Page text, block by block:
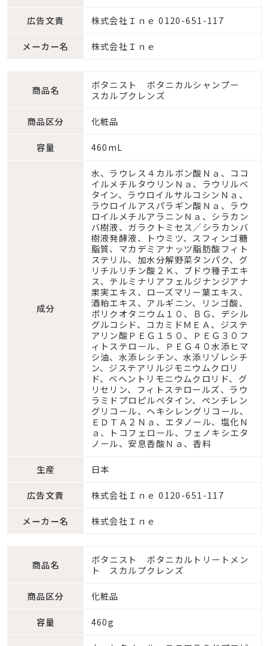
広告文責 株式会社Ｉｎｅ 0120-651-117
メーカー名 株式会社Ｉｎｅ
商品名
ボタニスト ボタニカルシャンプー
スカルプクレンズ
商品区分 化粧品
容量 460mL
成分
水、ラウレス４カルボン酸Ｎａ、ココ
イルメチルタウリンＮａ、ラウリルベ
タイン、ラウロイルサルコシンＮａ、
ラウロイルアスパラギン酸Ｎａ、ラウ
ロイルメチルアラニンＮａ、シラカン
バ樹液、ガラクトミセス／シラカンバ
樹液発酵液、トウミツ、スフィンゴ糖
脂質、マカデミアナッツ脂肪酸フィト
ステリル、加水分解野菜タンパク、グ
リチルリチン酸２Ｋ、ブドウ種子エキ
ス、テルミナリアフェルジナンジアナ
果実エキス、ローズマリー葉エキス、
酒粕エキス、アルギニン、リンゴ酸、
ポリクオタニウム１０、ＢＧ、デシル
グルコシド、コカミドＭＥＡ、ジステ
アリン酸ＰＥＧ１５０、ＰＥＧ３０フ
ィトステロール、ＰＥＧ４０水添ヒマ
シ油、水添レシチン、水添リゾレシチ
ン、ジステアリルジモニウムクロリ
ド、ベヘントリモニウムクロリド、グ
リセリン、フィトステロールズ、ラウ
ラミドプロピルベタイン、ペンチレン
グリコール、ヘキシレングリコール、
ＥＤＴＡ２Ｎａ、エタノール、塩化Ｎ
ａ、トコフェロール、フェノキシエタ
ノール、安息香酸Ｎａ、香料
生産 日本
広告文責 株式会社Ｉｎｅ 0120-651-117
メーカー名 株式会社Ｉｎｅ
商品名
ボタニスト ボタニカルトリートメン
ト スカルプクレンズ
商品区分 化粧品
容量 460g